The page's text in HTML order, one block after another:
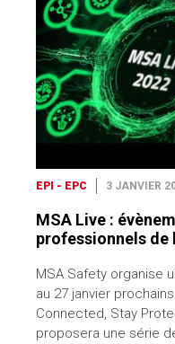
EPI - EPC 3 JANVIER
MSA Live :
professionnels de
MSA Safety organise
au 27 janvier
Connected, Stay
proposera une série